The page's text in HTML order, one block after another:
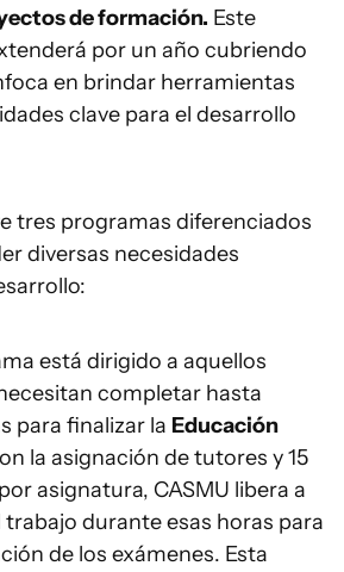
de formación. Este
por un año cubriendo
en brindar herramientas
clave para el desarrollo
tres programas diferenciados
diversas necesidades
está dirigido a aquellos
completar hasta
para finalizar la Educación
la asignación de tutores y 15
asignatura, CASMU libera a
durante esas horas para
de los exámenes. Esta